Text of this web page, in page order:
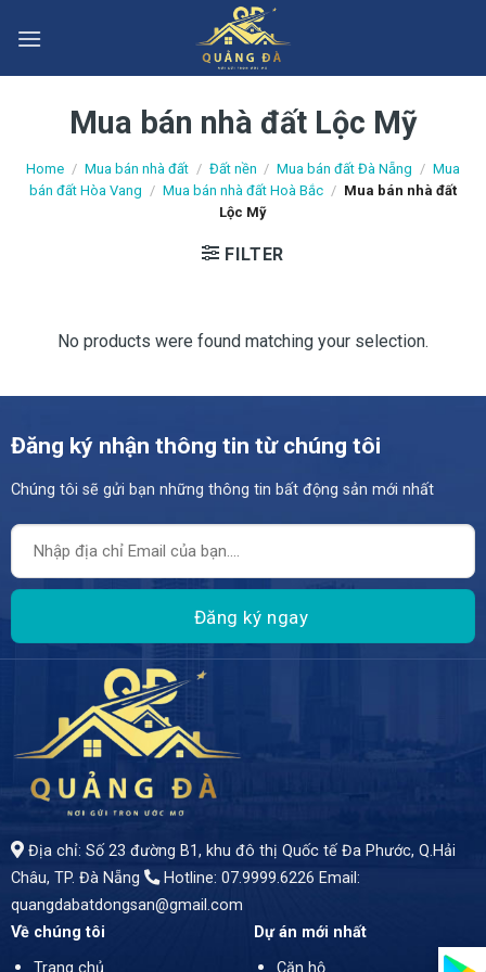
Mua bán nhà đất Lộc Mỹ
Home / Mua bán nhà đất / Đất nền / Mua bán đất Đà Nẵng / Mua
bán đất Hòa Vang / Mua bán nhà đất Hoà Bắc / Mua bán nhà đất
Lộc Mỹ
FILTER
No products were found matching your selection.
Đăng ký nhận thông tin từ chúng tôi
Chúng tôi sẽ gửi bạn những thông tin bất động sản mới nhất
Địa chỉ: Số 23 đường B1, khu đô thị Quốc tế Đa Phước, Q.Hải
Châu, TP. Đà Nẵng
Hotline: 07.9999.6226 Email:
quangdabatdongsan@gmail.com
Về chúng tôi
Trang chủ
Dự án mới nhất
Căn hộ